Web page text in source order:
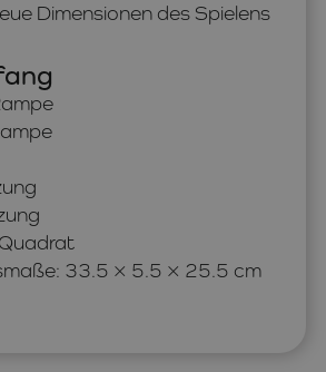
Dimensionen des Spielens
33.5 × 5.5 × 25.5 cm